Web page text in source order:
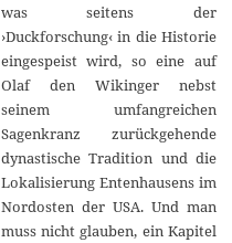
was seitens der
›Duckforschung‹ in die Historie
eingespeist wird, so eine auf
Olaf den Wikinger nebst
seinem umfangreichen
Sagenkranz zurückgehende
dynastische Tradition und die
Lokalisierung Entenhausens im
Nordosten der USA. Und man
muss nicht glauben, ein Kapitel